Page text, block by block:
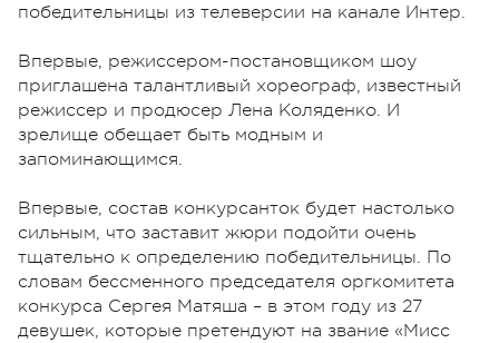
победительницы из телеверсии на канале Интер.
Впервые, режиссером-постановщиком шоу
приглашена талантливый хореограф, известный
режиссер и продюсер Лена Коляденко. И
зрелище обещает быть модным и
запоминающимся.
Впервые, состав конкурсанток будет настолько
сильным, что заставит жюри подойти очень
тщательно к определению победительницы. По
словам бессменного председателя оргкомитета
конкурса Сергея Матяша – в этом году из 27
девушек, которые претендуют на звание «Мисс